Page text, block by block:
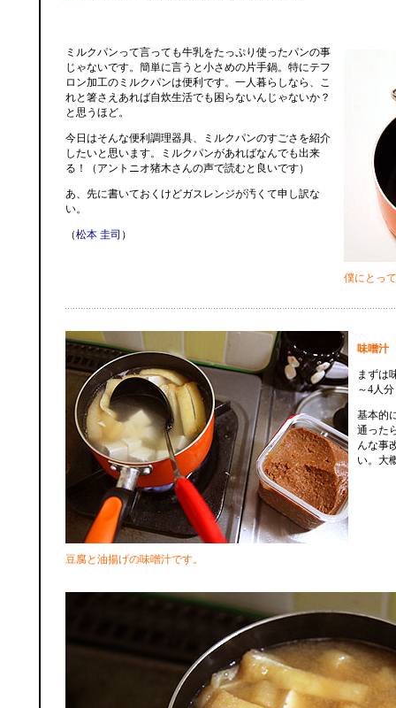
僕にとっ
ミルクパンって言っても牛乳をたっぷり使ったパンの事
じゃないです。簡単に言うと小さめの片手鍋。特にテフ
ロン加工のミルクパンは便利です。一人暮らしなら、こ
れと箸さえあれば自炊生活でも困らないんじゃないか？
と思うほど。
今日はそんな便利調理器具、ミルクパンのすごさを紹介
したいと思います。ミルクパンがあればなんでも出来
る！（アントニオ猪木さんの声で読むと良いです）
あ、先に書いておくけどガスレンジが汚くて申し訳な
い。
（松本 圭司 ）
豆腐と油揚げの味噌汁です。
味噌汁
まずは
～4人
基本的
通った
んな事
い。大